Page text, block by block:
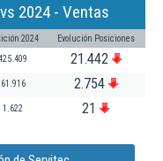
2024 - Ventas
2024 Evolución Posiciones
21.442
61.916 2.754
1.622 21